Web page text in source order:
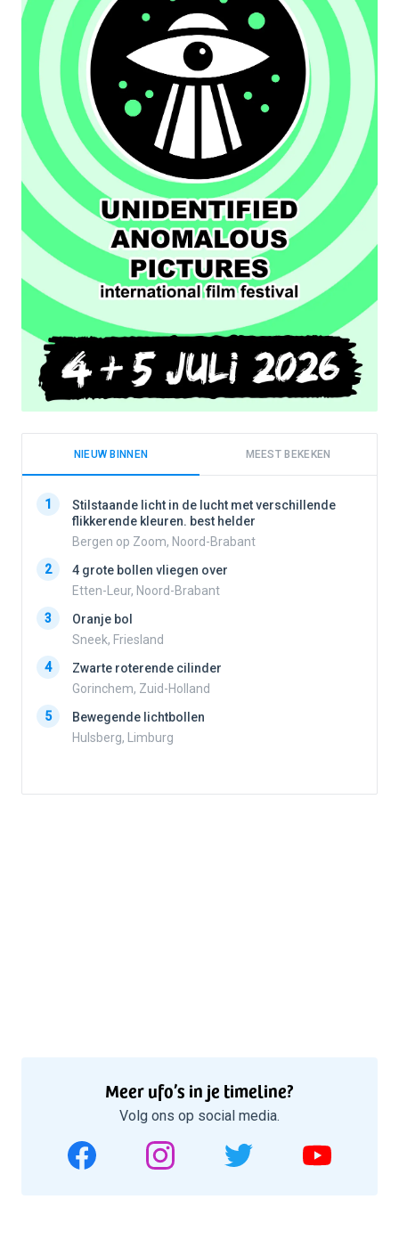
NIEUW BINNEN MEEST BEKEKEN
1
Stilstaande licht in de lucht met verschillende
flikkerende kleuren. best helder
Bergen op Zoom, Noord-Brabant
2
4 grote bollen vliegen over
Etten-Leur, Noord-Brabant
3
Oranje bol
Sneek, Friesland
4
Zwarte roterende cilinder
Gorinchem, Zuid-Holland
5
Bewegende lichtbollen
Hulsberg, Limburg
Meer ufo’s in je timeline?
Volg ons op social media.